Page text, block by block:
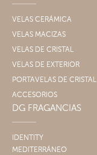
VELAS CERÁMICA
VELAS MACIZAS
VELAS DE CRISTAL
VELAS DE EXTERIOR
PORTAVELAS DE CRISTAL
ACCESORIOS
DG FRAGANCIAS
IDENTITY
MEDITERRÁNEO